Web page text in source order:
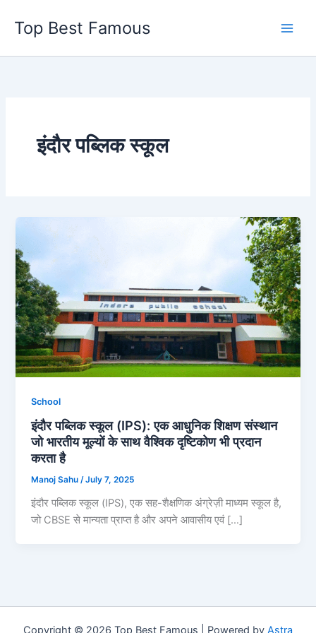
content
Top Best Famous
इंदौर पब्लिक स्कूल
School
इंदौर पब्लिक स्कूल (IPS): एक आधुनिक शिक्षण संस्थान
जो भारतीय मूल्यों के साथ वैश्विक दृष्टिकोण भी प्रदान
करता है
Manoj Sahu/July 7, 2025
इंदौर पब्लिक स्कूल (IPS), एक सह-शैक्षणिक अंग्रेज़ी माध्यम स्कूल है,
जो CBSE से मान्यता प्राप्त है और अपने आवासीय एवं […]
Copyright © 2026 Top Best Famous | Powered by Astra